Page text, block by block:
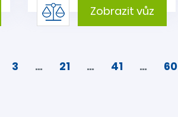
Zobrazit vůz
3 … 21 … 41 … 60